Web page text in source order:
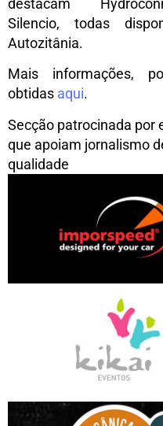
destacam
Silencio, todas
Autozitânia.
Mais informações,
obtidas aqui.
Secção patrocinada por
que apoiam jornalismo
qualidade